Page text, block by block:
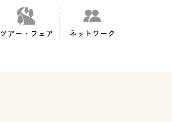
ツアー・フェア ネットワーク